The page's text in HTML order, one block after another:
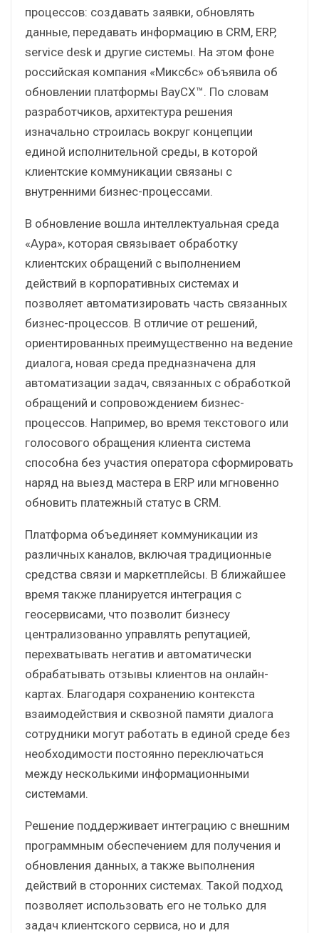
процессов: создавать заявки, обновлять
данные, передавать информацию в CRM, ERP,
service desk и другие системы. На этом фоне
российская компания «Миксбс» объявила об
обновлении платформы BayCX™. По словам
разработчиков, архитектура решения
изначально строилась вокруг концепции
единой исполнительной среды, в которой
клиентские коммуникации связаны с
внутренними бизнес-процессами.
В обновление вошла интеллектуальная среда
«Аура», которая связывает обработку
клиентских обращений с выполнением
действий в корпоративных системах и
позволяет автоматизировать часть связанных
бизнес-процессов. В отличие от решений,
ориентированных преимущественно на ведение
диалога, новая среда предназначена для
автоматизации задач, связанных с обработкой
обращений и сопровождением бизнес-
процессов. Например, во время текстового или
голосового обращения клиента система
способна без участия оператора сформировать
наряд на выезд мастера в ERP или мгновенно
обновить платежный статус в CRM.
Платформа объединяет коммуникации из
различных каналов, включая традиционные
средства связи и маркетплейсы. В ближайшее
время также планируется интеграция с
геосервисами, что позволит бизнесу
централизованно управлять репутацией,
перехватывать негатив и автоматически
обрабатывать отзывы клиентов на онлайн-
картах. Благодаря сохранению контекста
взаимодействия и сквозной памяти диалога
сотрудники могут работать в единой среде без
необходимости постоянно переключаться
между несколькими информационными
системами.
Решение поддерживает интеграцию с внешним
программным обеспечением для получения и
обновления данных, а также выполнения
действий в сторонних системах. Такой подход
позволяет использовать его не только для
задач клиентского сервиса, но и для